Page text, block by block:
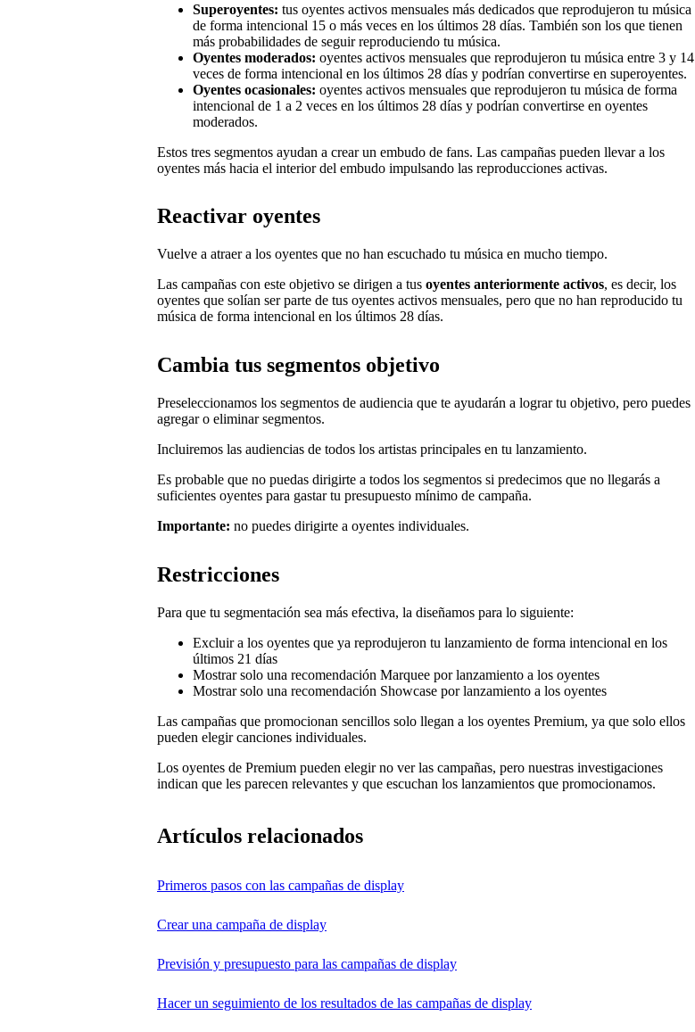
Superoyentes: tus oyentes activos mensuales más dedicados que reprodujeron tu música
de forma intencional 15 o más veces en los últimos 28 días. También son los que tienen
más probabilidades de seguir reproduciendo tu música.
Oyentes moderados: oyentes activos mensuales que reprodujeron tu música entre 3 y 14
veces de forma intencional en los últimos 28 días y podrían convertirse en superoyentes.
Oyentes ocasionales: oyentes activos mensuales que reprodujeron tu música de forma
intencional de 1 a 2 veces en los últimos 28 días y podrían convertirse en oyentes
moderados.
Estos tres segmentos ayudan a crear un embudo de fans. Las campañas pueden llevar a los
oyentes más hacia el interior del embudo impulsando las reproducciones activas.
Reactivar oyentes
Vuelve a atraer a los oyentes que no han escuchado tu música en mucho tiempo.
Las campañas con este objetivo se dirigen a tus oyentes anteriormente activos, es decir, los
oyentes que solían ser parte de tus oyentes activos mensuales, pero que no han reproducido tu
música de forma intencional en los últimos 28 días.
Cambia tus segmentos objetivo
Preseleccionamos los segmentos de audiencia que te ayudarán a lograr tu objetivo, pero puedes
agregar o eliminar segmentos.
Incluiremos las audiencias de todos los artistas principales en tu lanzamiento.
Es probable que no puedas dirigirte a todos los segmentos si predecimos que no llegarás a
suficientes oyentes para gastar tu presupuesto mínimo de campaña.
Importante: no puedes dirigirte a oyentes individuales.
Restricciones
Para que tu segmentación sea más efectiva, la diseñamos para lo siguiente:
Excluir a los oyentes que ya reprodujeron tu lanzamiento de forma intencional en los
últimos 21 días
Mostrar solo una recomendación Marquee por lanzamiento a los oyentes
Mostrar solo una recomendación Showcase por lanzamiento a los oyentes
Las campañas que promocionan sencillos solo llegan a los oyentes Premium, ya que solo ellos
pueden elegir canciones individuales.
Los oyentes de Premium pueden elegir no ver las campañas, pero nuestras investigaciones
indican que les parecen relevantes y que escuchan los lanzamientos que promocionamos.
Artículos relacionados
Primeros pasos con las campañas de display
Crear una campaña de display
Previsión y presupuesto para las campañas de display
Hacer un seguimiento de los resultados de las campañas de display